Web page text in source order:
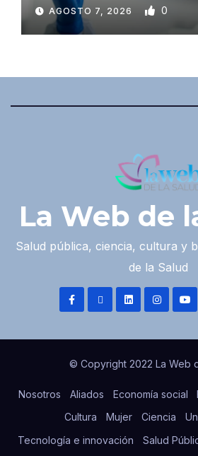
AGOSTO 7, 2026 0
La Web de
Salud pública, ciencia, cultura y
de la Salud
© Copyright 2022 La Web
Nosotros Aliados Economía social
Cultura
Mujer Ciencia
Tecnología e innovación
Salud